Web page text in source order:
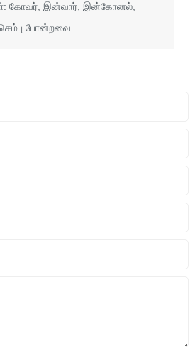
கோவர், இன்வார், இன்கோனல்,
போன்றவை.